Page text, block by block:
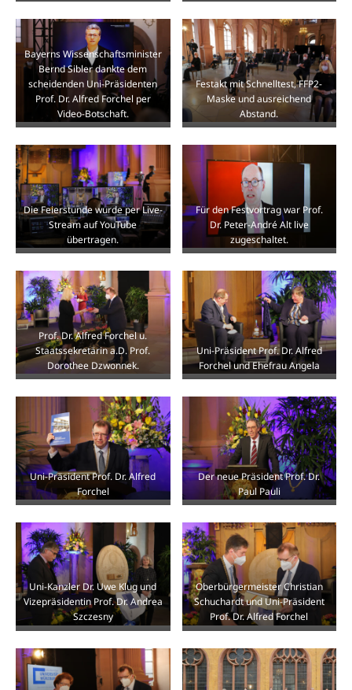
Bayerns Wissenschaftsminister
Bernd Sibler dankte dem
scheidenden Uni-Präsidenten
Prof. Dr. Alfred Forchel per
Video-Botschaft.
Festakt mit Schnelltest, FFP2-
Maske und ausreichend
Abstand.
Die Feierstunde wurde per Live-
Stream auf YouTube
übertragen.
Für den Festvortrag war Prof.
Dr. Peter-André Alt live
zugeschaltet.
Prof. Dr. Alfred Forchel u.
Staatssekretärin a.D. Prof.
Dorothee Dzwonnek.
Uni-Präsident Prof. Dr. Alfred
Forchel und Ehefrau Angela
Uni-Präsident Prof. Dr. Alfred
Forchel
Der neue Präsident Prof. Dr.
Paul Pauli
Uni-Kanzler Dr. Uwe Klug und
Vizepräsidentin Prof. Dr. Andrea
Szczesny
Oberbürgermeister Christian
Schuchardt und Uni-Präsident
Prof. Dr. Alfred Forchel